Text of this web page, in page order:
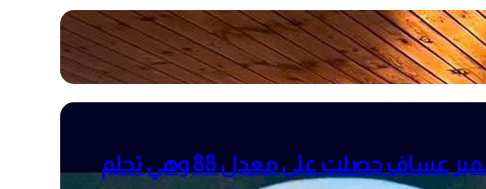
والدتها توفت بالسرطان أثناء تقديمها امتحان الثانوية العامة التجريبي ، الطالبة رنا سمير عساف حصلت على معدل 88 وهي تحلم